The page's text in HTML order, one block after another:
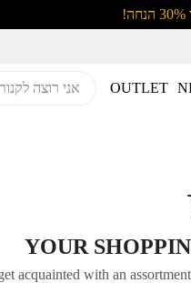
OUTLET
YOUR
acquainted with an